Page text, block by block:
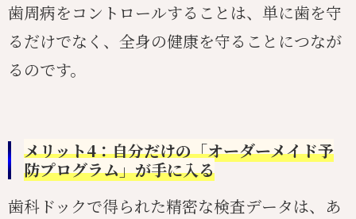
歯周病をコントロールすることは、単に歯を守
るだけでなく、全身の健康を守ることにつなが
るのです。
メリット4：自分だけの「オーダーメイド予
防プログラム」が手に入る
歯科ドックで得られた精密な検査データは、あ